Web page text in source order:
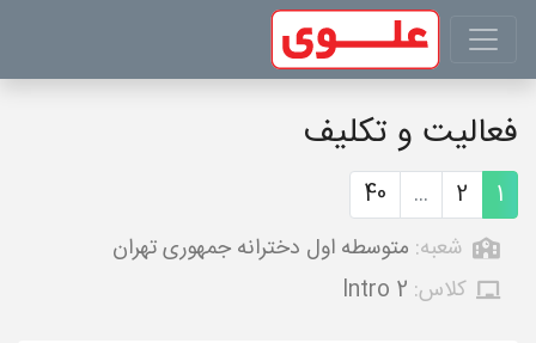
فعالیت و تکلیف
1
2
...
40
شعبه: متوسطه اول دخترانه جمهوری تهران
کلاس: Intro 2